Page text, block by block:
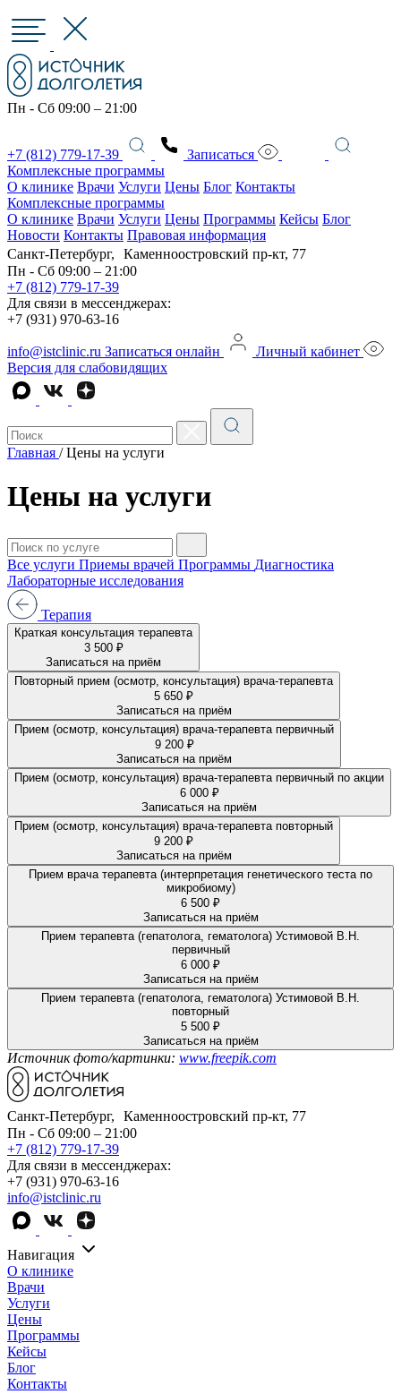
Пн - Сб 09:00 – 21:00
+7 (812) 779-17-39
Записаться
Комплексные программы
О клинике Врачи Услуги Цены Блог Контакты
Комплексные программы
О клинике Врачи Услуги Цены Программы Кейсы Блог
Новости Контакты Правовая информация
Санкт-Петербург, Каменноостровский пр-кт, 77
Пн - Сб 09:00 – 21:00
+7 (812) 779-17-39
Для связи в мессенджерах:
+7 (931) 970-63-16
info@istclinic.ru Записаться онлайн
Личный кабинет
Версия для слабовидящих
Главная / Цены на услуги
Цены на услуги
Все услуги Приемы врачей Программы Диагностика
Лабораторные исследования
Терапия
Краткая консультация терапевта
3 500 ₽
Записаться на приём
Повторный прием (осмотр, консультация) врача-терапевта
5 650 ₽
Записаться на приём
Прием (осмотр, консультация) врача-терапевта первичный
9 200 ₽
Записаться на приём
Прием (осмотр, консультация) врача-терапевта первичный по акции
6 000 ₽
Записаться на приём
Прием (осмотр, консультация) врача-терапевта повторный
9 200 ₽
Записаться на приём
Прием врача терапевта (интерпретация генетического теста по
микробиому)
6 500 ₽
Записаться на приём
Прием терапевта (гепатолога, гематолога) Устимовой В.Н.
первичный
6 000 ₽
Записаться на приём
Прием терапевта (гепатолога, гематолога) Устимовой В.Н.
повторный
5 500 ₽
Записаться на приём
Источник фото/картинки: www.freepik.com
Санкт-Петербург, Каменноостровский пр-кт, 77
Пн - Сб 09:00 – 21:00
+7 (812) 779-17-39
Для связи в мессенджерах:
+7 (931) 970-63-16
info@istclinic.ru
Навигация
О клинике
Врачи
Услуги
Цены
Программы
Кейсы
Блог
Контакты